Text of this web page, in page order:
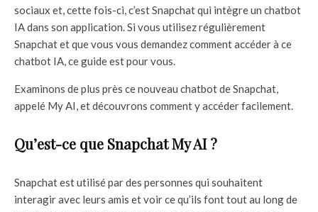
sociaux et, cette fois-ci, c’est Snapchat qui intègre un chatbot
IA dans son application. Si vous utilisez régulièrement
Snapchat et que vous vous demandez comment accéder à ce
chatbot IA, ce guide est pour vous.
Examinons de plus près ce nouveau chatbot de Snapchat,
appelé My AI, et découvrons comment y accéder facilement.
Qu’est-ce que Snapchat My AI ?
Snapchat est utilisé par des personnes qui souhaitent
interagir avec leurs amis et voir ce qu’ils font tout au long de